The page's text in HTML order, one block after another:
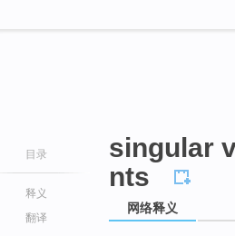
目录
释义
翻译
singular
nts
网络释义